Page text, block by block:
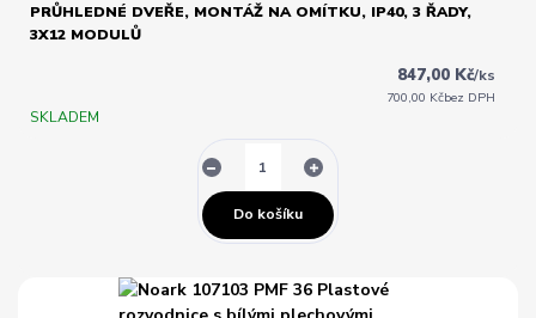
PRŮHLEDNÉ DVEŘE, MONTÁŽ NA OMÍTKU, IP40, 3 ŘADY,
3X12 MODULŮ
847,00 Kč/ks
700,00 Kčbez DPH
SKLADEM
Do košíku